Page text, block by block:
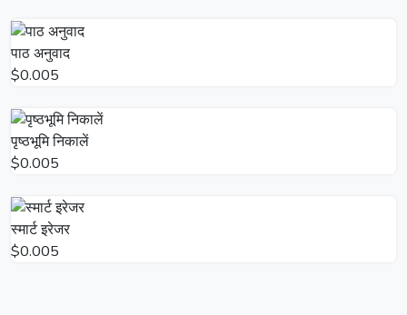
पाठ अनुवाद
$0.005
पृष्ठभूमि निकालें
$0.005
स्मार्ट इरेजर
$0.005